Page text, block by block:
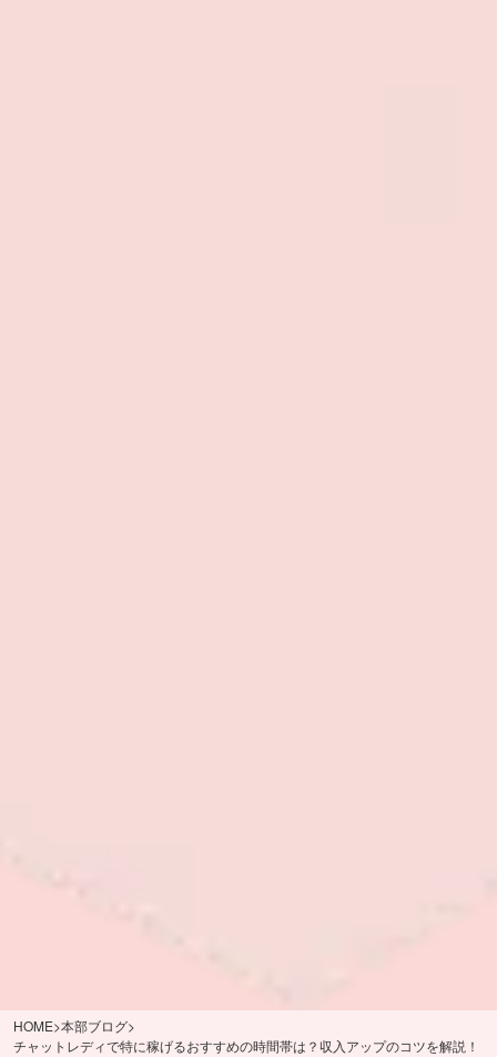
HOME>本部ブログ>
チャットレディで特に稼げるおすすめの時間帯は？収入アップのコツを解説！